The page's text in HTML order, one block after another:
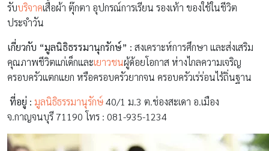
รับบริจาคเสื้อผ้า ตุ๊กตา อุปกรณ์การเรียน รองเท้า ของใช้ในชีวิต
ประจำวัน
เกี่ยวกับ “มูลนิธิธรรมานุกรักษ์” : สงเคราะห์การศึกษา และส่งเสริม
คุณภาพชีวิตแก่เด็กและเยาวชนผู้ด้อยโอกาส ห่างไกลความเจริญ
ครอบครัวแตกแยก หรือครอบครัวยากจน ครอบครัวเร่ร่อนไร้ถิ่นฐาน
ที่อยู่ : มูลนิธิธรรมานุรักษ์40/1 ม.3 ต.ช่องสะเดา อ.เมือง
จ.กาญจนบุรี 71190 โทร : 081-935-1234